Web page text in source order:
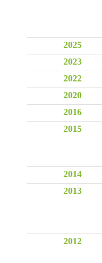
2025
2023
2022
2020
2016
2015
2014
2013
2012